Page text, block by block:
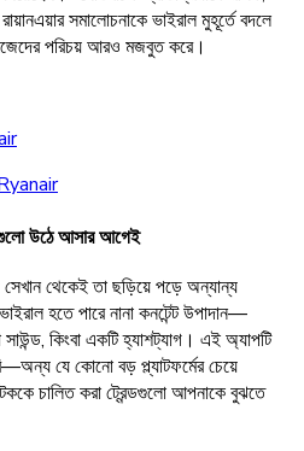
সমালোচনাকে ভাইরাল মুহূর্তে বদলে
পরিচয় আরও মজবুত করে।
উঠে আসার আগেই
সেখান থেকেই তা ছড়িয়ে পড়ে অন্যান্য
হতে পারে নানা কনটেন্ট উপাদান—
কিংবা একটি হ্যাশট্যাগ। এই অ্যাপটি
যে কোনো বড় প্ল্যাটফর্মের চেয়ে
চালিত করা ট্রেন্ডগুলো আপনাকে বুঝতে